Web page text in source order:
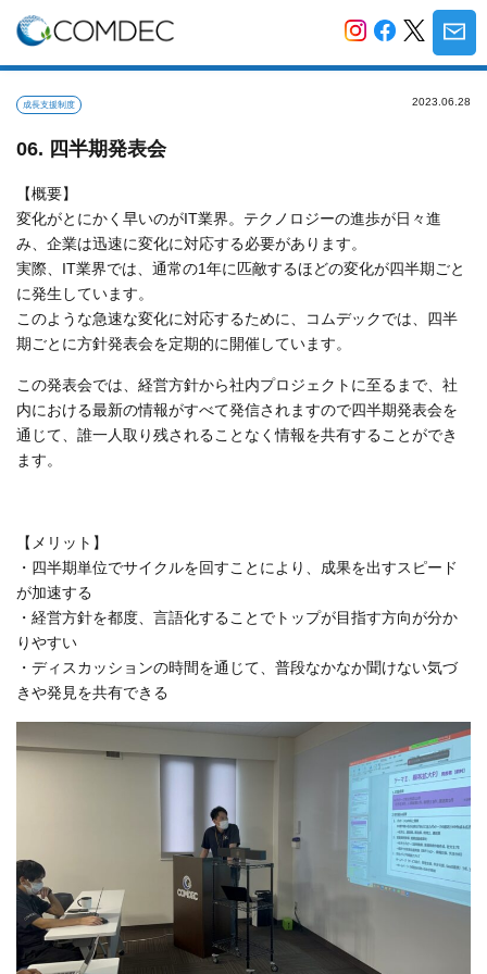
成長支援制度 2023.06.28
06. 四半期発表会
【概要】
変化がとにかく早いのがIT業界。テクノロジーの進歩が日々進
み、企業は迅速に変化に対応する必要があります。
実際、IT業界では、通常の1年に匹敵するほどの変化が四半期ごと
に発生しています。
このような急速な変化に対応するために、コムデックでは、四半
期ごとに方針発表会を定期的に開催しています。
この発表会では、経営方針から社内プロジェクトに至るまで、社
内における最新の情報がすべて発信されますので四半期発表会を
通じて、誰一人取り残されることなく情報を共有することができ
ます。
【メリット】
・四半期単位でサイクルを回すことにより、成果を出すスピード
が加速する
・経営方針を都度、言語化することでトップが目指す方向が分か
りやすい
・ディスカッションの時間を通じて、普段なかなか聞けない気づ
きや発見を共有できる